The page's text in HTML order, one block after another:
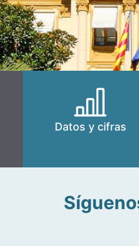
Datos y cifras